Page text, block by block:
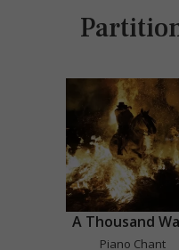
A Thousand
Piano Chant